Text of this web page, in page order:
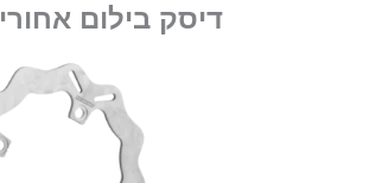
דיסק בילום אחורי